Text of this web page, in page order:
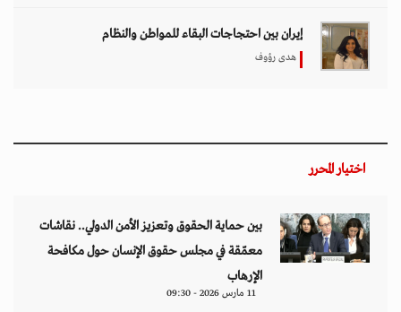
إيران بين احتجاجات البقاء للمواطن والنظام
هدى رؤوف
اختيار المحرر
بين حماية الحقوق وتعزيز الأمن الدولي.. نقاشات
معمّقة في مجلس حقوق الإنسان حول مكافحة
الإرهاب
11 مارس 2026 - 09:30